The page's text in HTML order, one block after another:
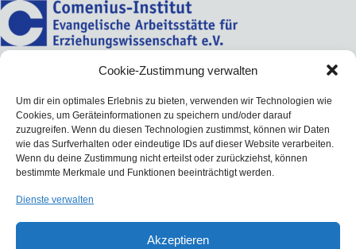
Cookie-Zustimmung verwalten
Um dir ein optimales Erlebnis zu bieten, verwenden wir Technologien wie
Cookies, um Geräteinformationen zu speichern und/oder darauf
zuzugreifen. Wenn du diesen Technologien zustimmst, können wir Daten
wie das Surfverhalten oder eindeutige IDs auf dieser Website verarbeiten.
Wenn du deine Zustimmung nicht erteilst oder zurückziehst, können
bestimmte Merkmale und Funktionen beeinträchtigt werden.
Dienste verwalten
Akzeptieren